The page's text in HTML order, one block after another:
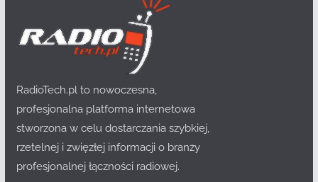
RadioTech.pl to nowoczesna,
profesjonalna platforma internetowa
stworzona w celu dostarczania szybkiej,
rzetelnej i zwięzłej informacji o branży
profesjonalnej łączności radiowej.